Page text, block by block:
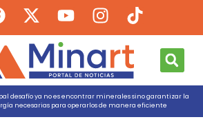
desafío ya no es encontrar minerales sino garantizar la
necesarias para operarlos de manera eficiente